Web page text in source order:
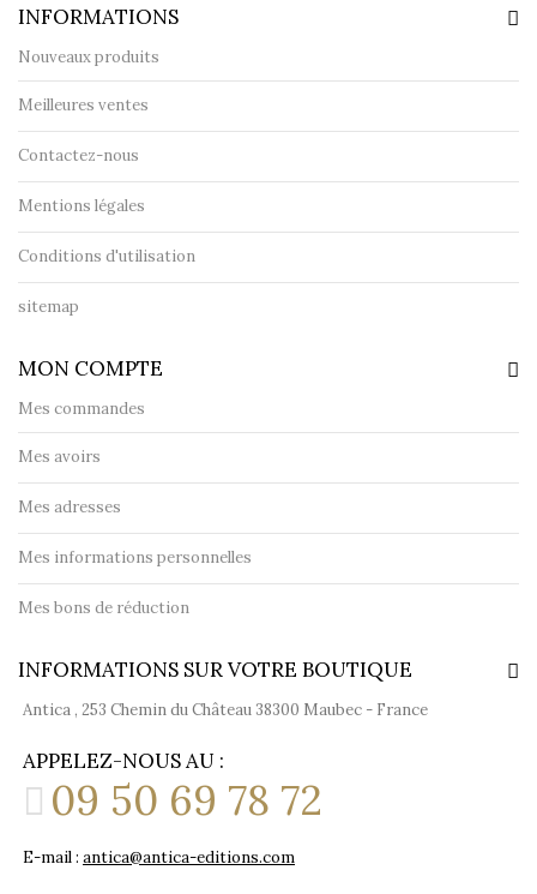
INFORMATIONS
Nouveaux produits
Meilleures ventes
Contactez-nous
Mentions légales
Conditions d'utilisation
sitemap
MON COMPTE
Mes commandes
Mes avoirs
Mes adresses
Mes informations personnelles
Mes bons de réduction
INFORMATIONS SUR VOTRE BOUTIQUE
Antica , 253 Chemin du Château 38300 Maubec - France
APPELEZ-NOUS AU :
09 50 69 78 72
E-mail : antica@antica-editions.com